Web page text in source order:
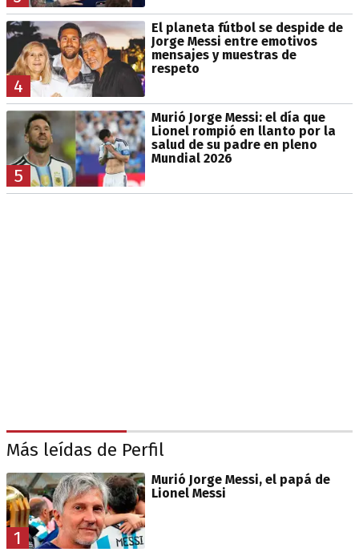
4
El planeta fútbol se despide de
Jorge Messi entre emotivos
mensajes y muestras de
respeto
5
Murió Jorge Messi: el día que
Lionel rompió en llanto por la
salud de su padre en pleno
Mundial 2026
Más leídas de Perfil
1
Murió Jorge Messi, el papá de
Lionel Messi